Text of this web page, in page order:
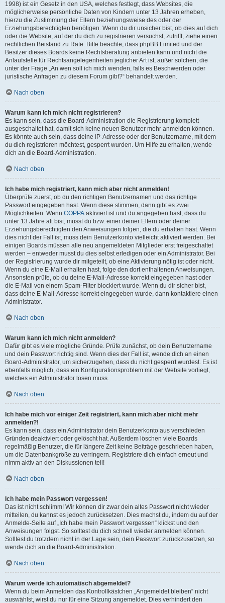
1998) ist ein Gesetz in den USA, welches festlegt, dass Websites, die
möglicherweise persönliche Daten von Kindern unter 13 Jahren erheben,
hierzu die Zustimmung der Eltern beziehungsweise des oder der
Erziehungsberechtigten benötigen. Wenn du dir unsicher bist, ob dies auf dich
oder die Website, auf der du dich zu registrieren versuchst, zutrifft, ziehe einen
rechtlichen Beistand zu Rate. Bitte beachte, dass phpBB Limited und der
Besitzer dieses Boards keine Rechtsberatung anbieten kann und nicht die
Anlaufstelle für Rechtsangelegenheiten jeglicher Art ist; außer solchen, die
unter der Frage „An wen soll ich mich wenden, falls es Beschwerden oder
juristische Anfragen zu diesem Forum gibt?“ behandelt werden.
Nach oben
Warum kann ich mich nicht registrieren?
Es kann sein, dass die Board-Administration die Registrierung komplett
ausgeschaltet hat, damit sich keine neuen Benutzer mehr anmelden können.
Es könnte auch sein, dass deine IP-Adresse oder der Benutzername, mit dem
du dich registrieren möchtest, gesperrt wurden. Um Hilfe zu erhalten, wende
dich an die Board-Administration.
Nach oben
Ich habe mich registriert, kann mich aber nicht anmelden!
Überprüfe zuerst, ob du den richtigen Benutzernamen und das richtige
Passwort eingegeben hast. Wenn diese stimmen, dann gibt es zwei
Möglichkeiten. Wenn COPPA aktiviert ist und du angegeben hast, dass du
unter 13 Jahre alt bist, musst du bzw. einer deiner Eltern oder deiner
Erziehungsberechtigten den Anweisungen folgen, die du erhalten hast. Wenn
dies nicht der Fall ist, muss dein Benutzerkonto vielleicht aktiviert werden. Bei
einigen Boards müssen alle neu angemeldeten Mitglieder erst freigeschaltet
werden – entweder musst du dies selbst erledigen oder ein Administrator. Bei
der Registrierung wurde dir mitgeteilt, ob eine Aktivierung nötig ist oder nicht.
Wenn du eine E-Mail erhalten hast, folge den dort enthaltenen Anweisungen.
Ansonsten prüfe, ob du deine E-Mail-Adresse korrekt eingegeben hast oder
die E-Mail von einem Spam-Filter blockiert wurde. Wenn du dir sicher bist,
dass deine E-Mail-Adresse korrekt eingegeben wurde, dann kontaktiere einen
Administrator.
Nach oben
Warum kann ich mich nicht anmelden?
Dafür gibt es viele mögliche Gründe. Prüfe zunächst, ob dein Benutzername
und dein Passwort richtig sind. Wenn dies der Fall ist, wende dich an einen
Board-Administrator, um sicherzugehen, dass du nicht gesperrt wurdest. Es ist
ebenfalls möglich, dass ein Konfigurationsproblem mit der Website vorliegt,
welches ein Administrator lösen muss.
Nach oben
Ich habe mich vor einiger Zeit registriert, kann mich aber nicht mehr
anmelden?!
Es kann sein, dass ein Administrator dein Benutzerkonto aus verschieden
Gründen deaktiviert oder gelöscht hat. Außerdem löschen viele Boards
regelmäßig Benutzer, die für längere Zeit keine Beiträge geschrieben haben,
um die Datenbankgröße zu verringern. Registriere dich einfach erneut und
nimm aktiv an den Diskussionen teil!
Nach oben
Ich habe mein Passwort vergessen!
Das ist nicht schlimm! Wir können dir zwar dein altes Passwort nicht wieder
mitteilen, du kannst es jedoch zurücksetzen. Dies machst du, indem du auf der
Anmelde-Seite auf „Ich habe mein Passwort vergessen“ klickst und den
Anweisungen folgst. So solltest du dich schnell wieder anmelden können.
Solltest du trotzdem nicht in der Lage sein, dein Passwort zurückzusetzen, so
wende dich an die Board-Administration.
Nach oben
Warum werde ich automatisch abgemeldet?
Wenn du beim Anmelden das Kontrollkästchen „Angemeldet bleiben“ nicht
auswählst, wirst du nur für eine Sitzung angemeldet. Dies verhindert den